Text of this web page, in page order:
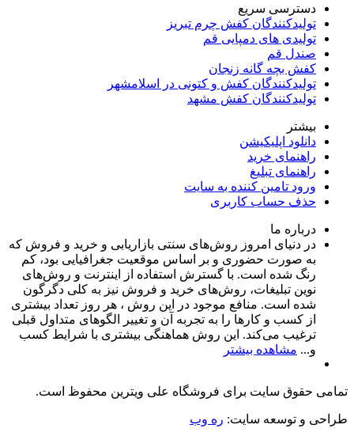
دسترسی سریع
تولیدکنندگان کفش چرم تبریز
تولیدی های دمپایی قم
صندل قم
کفش بچه گانه زنجان
تولیدکنندگان کفش و کتونی در اسلامشهر
تولیدکنندگان کفش مشهد
بیشتر
دانلود اپلیکیشن
راهنمای خرید
راهنمای تبلیغ
ورود تامین کننده به سایت
حذف حساب کاربری
درباره ما
در دنیای امروز روش‌های سنتی بازاریابی و خرید و فروش که
به صورت حضوری و بر اساس موقعیت جغرافیایی بود، کم
رنگ شده است. با گسترش استفاده از اینترنت و روش‌های
نوین تبلیغات، روش‌های خرید و فروش نیز به کلی دگرگون
شده است. منافع موجود در این روش ، هر روز تعداد بیشتری
از کسب و کارها را به تجربه‌ آن و تغییر الگوهای متداول قبلی
ترغیب می‌کند. این روش هماهنگی بیشتری با شرایط کسب
و... مشاهده بیشتر
تمامی حقوق سایت برای فروشگاه علی ویترین محفوظ است.
طراحی و توسعه سایت: ره وب